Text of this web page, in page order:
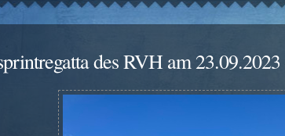
des RVH am 23.09.2023